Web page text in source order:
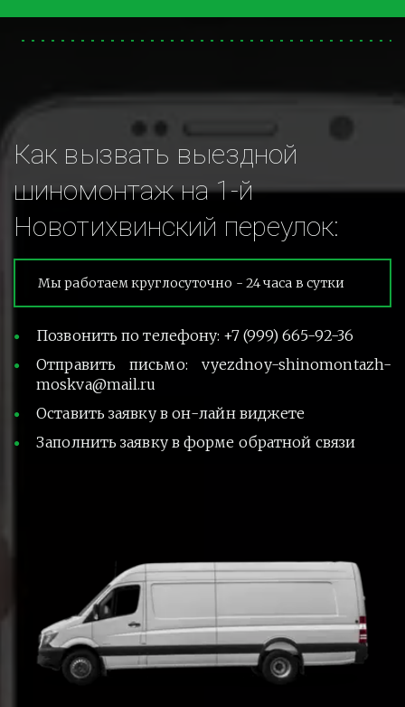
Как вызвать выездной
шиномонтаж на 1-й
Новотихвинский переулок:
Мы работаем круглосуточно - 24 часа в сутки
Позвонить по телефону: +7 (999) 665-92-36
Отправить письмо: vyezdnoy-shinomontazh-
moskva@mail.ru
Оставить заявку в он-лайн виджете
Заполнить заявку в форме обратной связи